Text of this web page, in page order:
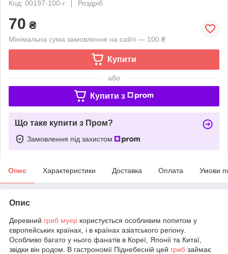
Код: 00197-100-г
Роздріб
70 ₴
Мінімальна сума замовлення на сайті — 100 ₴
Купити
або
Купити з
Що таке купити з Пром?
Замовлення під захистом
Опис Характеристики Доставка Оплата Умови
Опис
Деревний гриб муер користується особливим попитом у
європейських країнах, і в країнах азіатського регіону.
Особливо багато у нього фанатів в Кореї, Японії та Китаї,
звідки він родом. В гастрономії Піднебесній цей гриб займає